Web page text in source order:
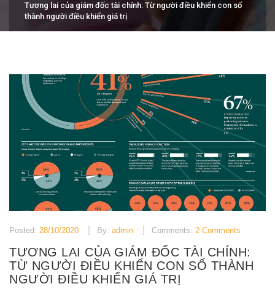
Tương lai của giám đốc tài chính: Từ người điều khiển con số
thành người điều khiển giá trị
Posted: 28/10/2020 By: admin Comments: 2 Comments
TƯƠNG LAI CỦA GIÁM ĐỐC TÀI CHÍNH:
TỪ NGƯỜI ĐIỀU KHIỂN CON SỐ THÀNH
NGƯỜI ĐIỀU KHIỂN GIÁ TRỊ